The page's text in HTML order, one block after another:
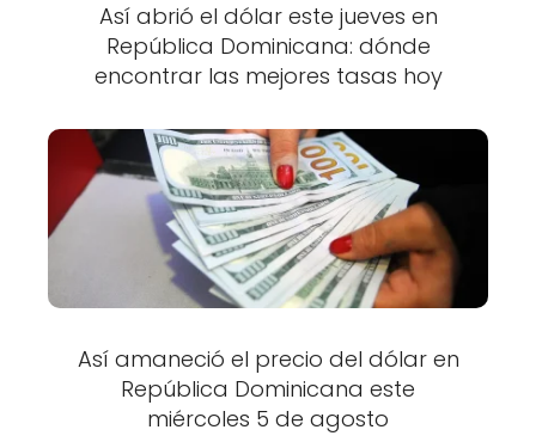
Así abrió el dólar este jueves en
República Dominicana: dónde
encontrar las mejores tasas hoy
Así amaneció el precio del dólar en
República Dominicana este
miércoles 5 de agosto